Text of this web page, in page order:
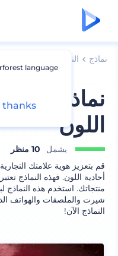
نماذج الترويج للعلامة التجارية
نماذج خلفية
اللون
يشمل
10 منظر
قم بتعزيز هوية علامتك
أحادية اللون. فهذه النماذج
منتجاتك. استخدم هذه النماذج
شيرت والملصقات والهواتف
النماذج الآن!
language
thanks